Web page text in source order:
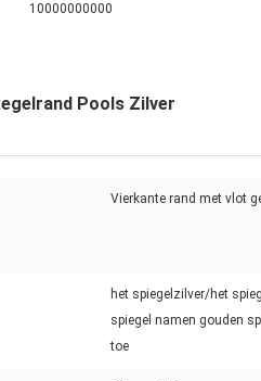
10000000000
Pools Zilver
Vierkante rand met vlot
het spiegelzilver/het
spiegel namen gouden
toe